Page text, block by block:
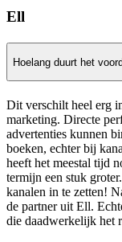
Ell
Hoelang duurt het
Dit verschilt heel erg
marketing. Directe
advertenties kunnen
boeken, echter bij
heeft het meestal tijd
termijn een stuk
kanalen in te zetten!
de partner uit Ell.
die daadwerkelijk het